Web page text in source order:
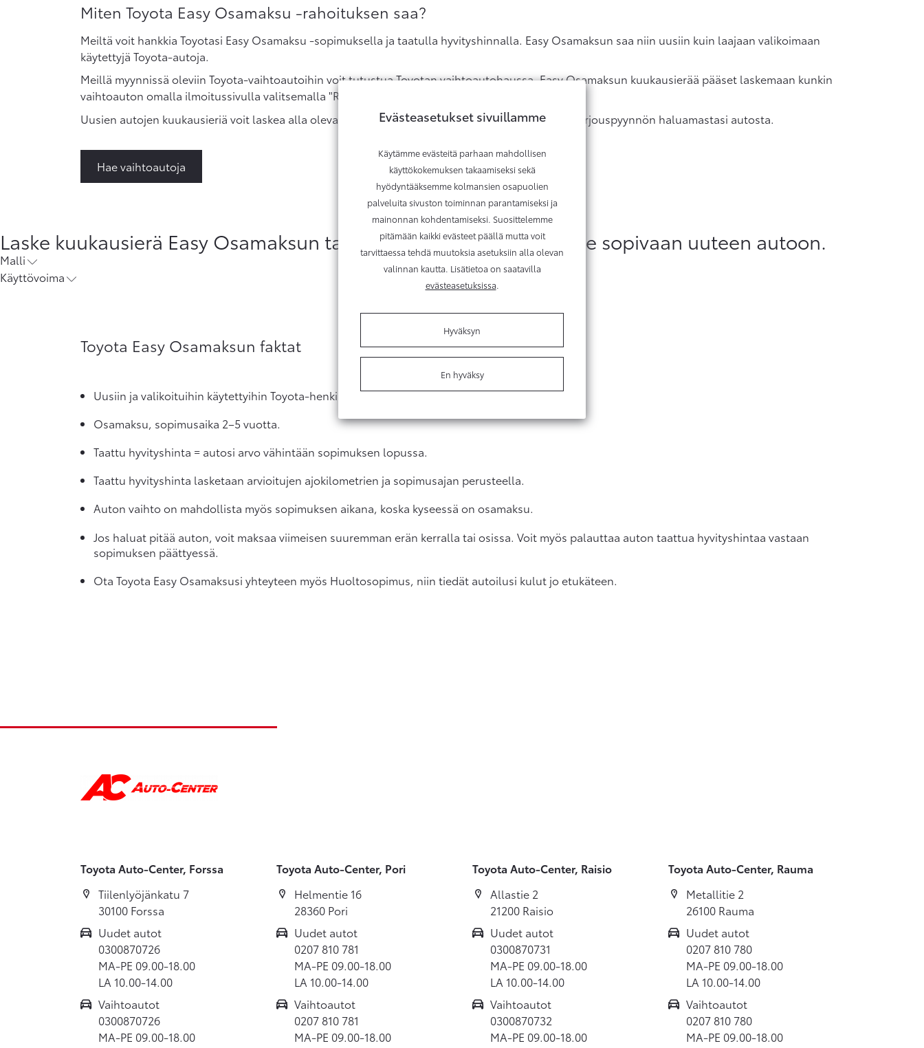
Miten Toyota Easy Osamaksu -rahoituksen saa?
Meiltä voit hankkia Toyotasi Easy Osamaksu -sopimuksella ja taatulla hyvityshinnalla. Easy Osamaksun saa niin uusiin kuin laajaan valikoimaan
käytettyjä Toyota-autoja.
Meillä myynnissä oleviin Toyota-vaihtoautoihin voit tutustua Toyotan vaihtoautohaussa. Easy Osamaksun kuukausierää pääset laskemaan kunkin
vaihtoauton omalla ilmoitussivulla valitsemalla "Räätälöi rahoitus".
Uusien autojen kuukausieriä voit laskea alla olevan laskurin avulla, ja voit lähettää meille myös tarjouspyynnön haluamastasi autosta.
Hae vaihtoautoja
Laske kuukausierä Easy Osamaksun taatulla hyvityshinnalla sinulle sopivaan uuteen autoon.
Malli
Käyttövoima
Toyota Easy Osamaksun faktat
Uusiin ja valikoituihin käytettyihin Toyota-henkilöautoihin.
Osamaksu, sopimusaika 2–5 vuotta.
Taattu hyvityshinta = autosi arvo vähintään sopimuksen lopussa.
Taattu hyvityshinta lasketaan arvioitujen ajokilometrien ja sopimusajan perusteella.
Auton vaihto on mahdollista myös sopimuksen aikana, koska kyseessä on osamaksu.
Jos haluat pitää auton, voit maksaa viimeisen suuremman erän kerralla tai osissa. Voit myös palauttaa auton taattua hyvityshintaa vastaan
sopimuksen päättyessä.
Ota Toyota Easy Osamaksusi yhteyteen myös Huoltosopimus, niin tiedät autoilusi kulut jo etukäteen.
Toyota Auto-Center, Forssa
Tiilenlyöjänkatu 7
30100 Forssa
Uudet autot
0300870726
MA-PE 09.00-18.00
LA 10.00-14.00
Vaihtoautot
0300870726
MA-PE 09.00-18.00
Toyota Auto-Center, Pori
Helmentie 16
28360 Pori
Uudet autot
0207 810 781
MA-PE 09.00-18.00
LA 10.00-14.00
Vaihtoautot
0207 810 781
MA-PE 09.00-18.00
Toyota Auto-Center, Raisio
Allastie 2
21200 Raisio
Uudet autot
0300870731
MA-PE 09.00-18.00
LA 10.00-14.00
Vaihtoautot
0300870732
MA-PE 09.00-18.00
Toyota Auto-Center, Rauma
Metallitie 2
26100 Rauma
Uudet autot
0207 810 780
MA-PE 09.00-18.00
LA 10.00-14.00
Vaihtoautot
0207 810 780
MA-PE 09.00-18.00
Evästeasetukset sivuillamme
Käytämme evästeitä parhaan mahdollisen
käyttökokemuksen takaamiseksi sekä
hyödyntääksemme kolmansien osapuolien
palveluita sivuston toiminnan parantamiseksi ja
mainonnan kohdentamiseksi. Suosittelemme
pitämään kaikki evästeet päällä mutta voit
tarvittaessa tehdä muutoksia asetuksiin alla olevan
valinnan kautta. Lisätietoa on saatavilla
evästeasetuksissa.
Hyväksyn
En hyväksy